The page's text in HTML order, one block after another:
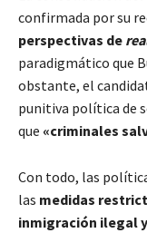
confirmada por su
perspectivas de
paradigmático que
obstante, el
punitiva política de
que «criminales
Con todo, las
las medidas
inmigración ilegal